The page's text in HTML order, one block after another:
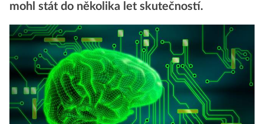
mohl stát do několika let skutečností.